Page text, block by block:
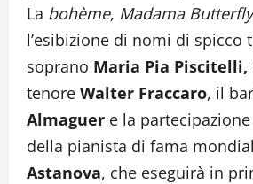
La bohème, Madama Butterfly
l’esibizione di nomi di spicco
soprano Maria Pia Piscitelli,
tenore Walter Fraccaro, il
Almaguer e la
della pianista di fama
Astanova, che eseguirà in